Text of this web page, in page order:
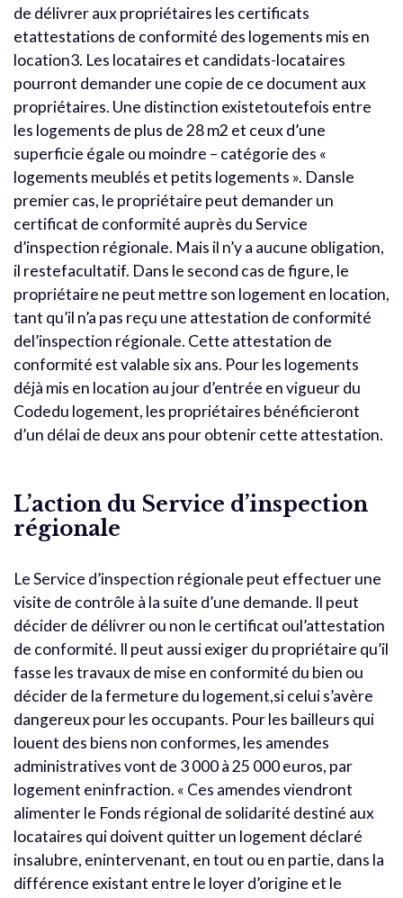
de délivrer aux propriétaires les certificats
etattestations de conformité des logements mis en
location3. Les locataires et candidats-locataires
pourront demander une copie de ce document aux
propriétaires. Une distinction existetoutefois entre
les logements de plus de 28 m2 et ceux d’une
superficie égale ou moindre – catégorie des «
logements meublés et petits logements ». Dansle
premier cas, le propriétaire peut demander un
certificat de conformité auprès du Service
d’inspection régionale. Mais il n’y a aucune obligation,
il restefacultatif. Dans le second cas de figure, le
propriétaire ne peut mettre son logement en location,
tant qu’il n’a pas reçu une attestation de conformité
del’inspection régionale. Cette attestation de
conformité est valable six ans. Pour les logements
déjà mis en location au jour d’entrée en vigueur du
Codedu logement, les propriétaires bénéficieront
d’un délai de deux ans pour obtenir cette attestation.
L’action du Service d’inspection
régionale
Le Service d’inspection régionale peut effectuer une
visite de contrôle à la suite d’une demande. Il peut
décider de délivrer ou non le certificat oul’attestation
de conformité. Il peut aussi exiger du propriétaire qu’il
fasse les travaux de mise en conformité du bien ou
décider de la fermeture du logement,si celui s’avère
dangereux pour les occupants. Pour les bailleurs qui
louent des biens non conformes, les amendes
administratives vont de 3 000 à 25 000 euros, par
logement eninfraction. « Ces amendes viendront
alimenter le Fonds régional de solidarité destiné aux
locataires qui doivent quitter un logement déclaré
insalubre, enintervenant, en tout ou en partie, dans la
différence existant entre le loyer d’origine et le